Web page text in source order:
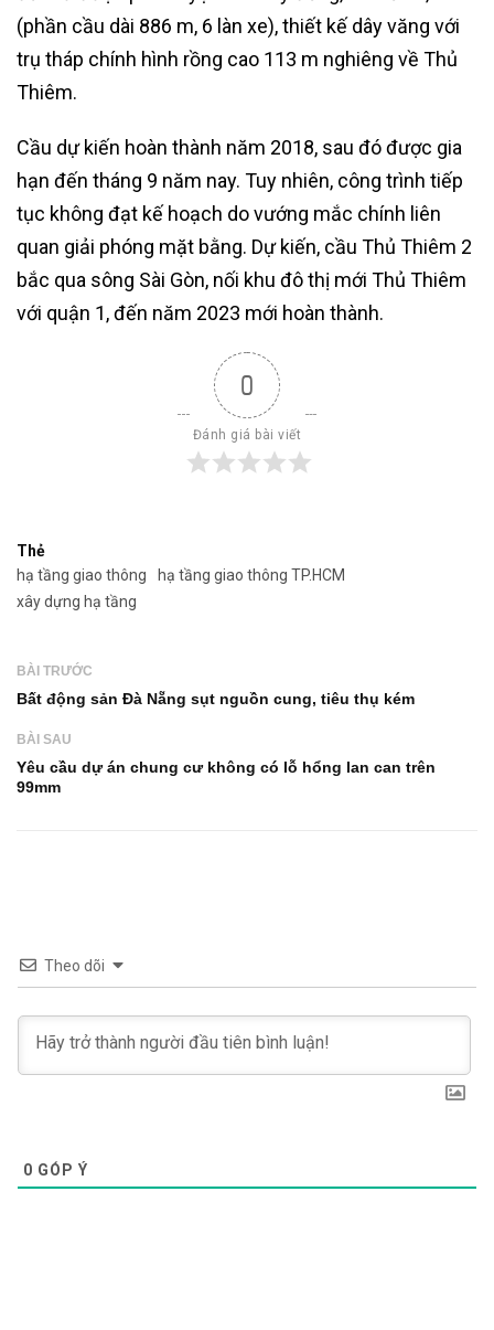
(phần cầu dài 886 m, 6 làn xe), thiết kế dây văng với
trụ tháp chính hình rồng cao 113 m nghiêng về Thủ
Thiêm.
Cầu dự kiến hoàn thành năm 2018, sau đó được gia
hạn đến tháng 9 năm nay. Tuy nhiên, công trình tiếp
tục không đạt kế hoạch do vướng mắc chính liên
quan giải phóng mặt bằng. Dự kiến, cầu Thủ Thiêm 2
bắc qua sông Sài Gòn, nối khu đô thị mới Thủ Thiêm
với quận 1, đến năm 2023 mới hoàn thành.
0
Đánh giá bài viết
Thẻ
hạ tầng giao thông
hạ tầng giao thông TP.HCM
xây dựng hạ tầng
BÀI TRƯỚC
Bất động sản Đà Nẵng sụt nguồn cung, tiêu thụ kém
BÀI SAU
Yêu cầu dự án chung cư không có lỗ hổng lan can trên
99mm
Theo dõi
0 GÓP Ý